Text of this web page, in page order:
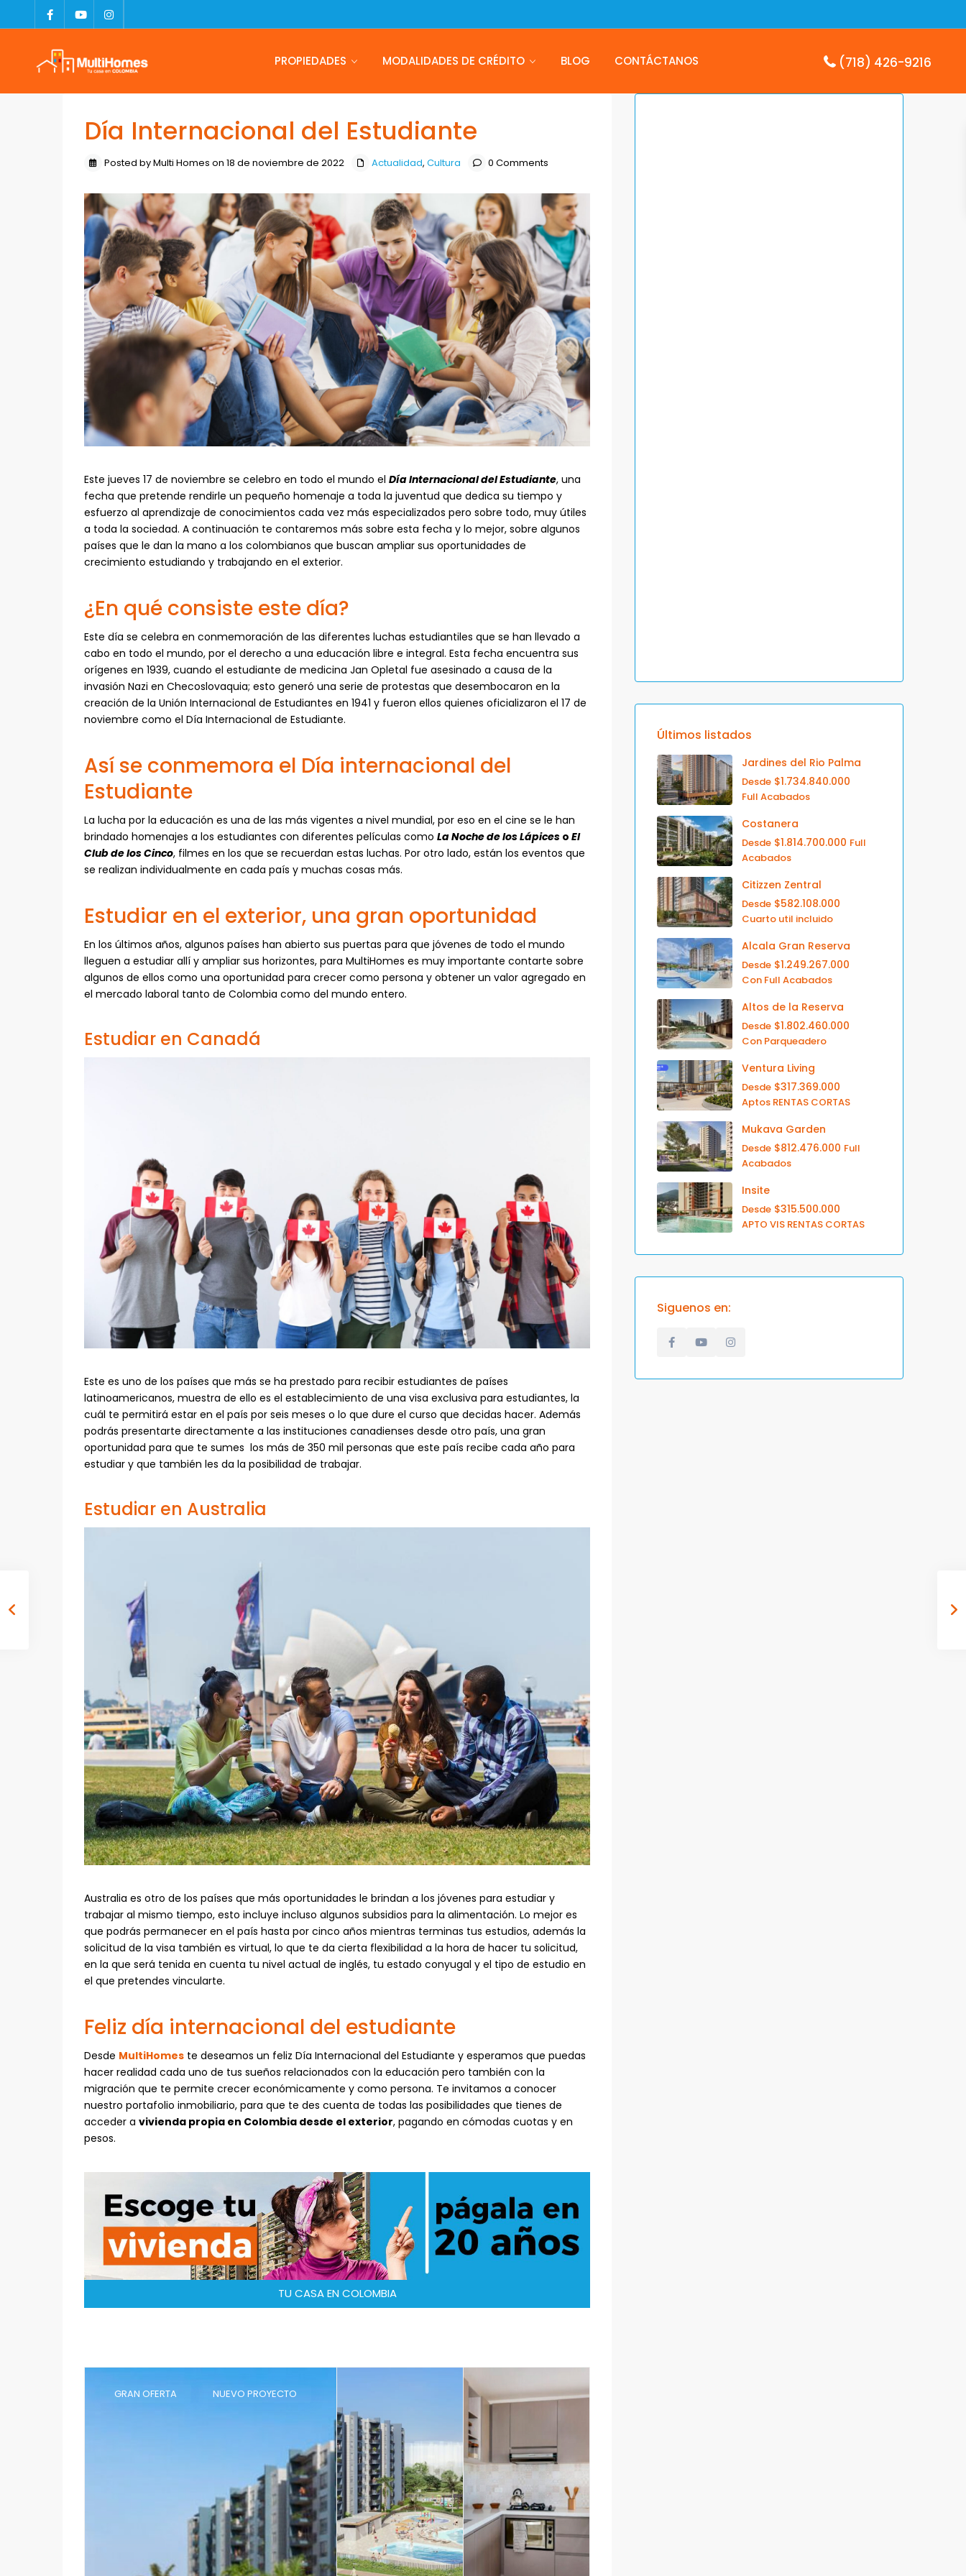
PROPIEDADES MODALIDADES DE CRÉDITO BLOG CONTÁCTANOS (718) 426-9216
Día Internacional del Estudiante
Posted by Multi Homes on 18 de noviembre de 2022 Actualidad, Cultura 0 Comments
Este jueves 17 de noviembre se celebro en todo el mundo el Día Internacional del Estudiante, una
fecha que pretende rendirle un pequeño homenaje a toda la juventud que dedica su tiempo y
esfuerzo al aprendizaje de conocimientos cada vez más especializados pero sobre todo, muy útiles
a toda la sociedad. A continuación te contaremos más sobre esta fecha y lo mejor, sobre algunos
países que le dan la mano a los colombianos que buscan ampliar sus oportunidades de
crecimiento estudiando y trabajando en el exterior.
¿En qué consiste este día?
Este día se celebra en conmemoración de las diferentes luchas estudiantiles que se han llevado a
cabo en todo el mundo, por el derecho a una educación libre e integral. Esta fecha encuentra sus
orígenes en 1939, cuando el estudiante de medicina Jan Opletal fue asesinado a causa de la
invasión Nazi en Checoslovaquia; esto generó una serie de protestas que desembocaron en la
creación de la Unión Internacional de Estudiantes en 1941 y fueron ellos quienes oficializaron el 17 de
noviembre como el Día Internacional de Estudiante.
Así se conmemora el Día internacional del
Estudiante
La lucha por la educación es una de las más vigentes a nivel mundial, por eso en el cine se le han
brindado homenajes a los estudiantes con diferentes películas como La Noche de los Lápices o El
Club de los Cinco, filmes en los que se recuerdan estas luchas. Por otro lado, están los eventos que
se realizan individualmente en cada país y muchas cosas más.
Estudiar en el exterior, una gran oportunidad
En los últimos años, algunos países han abierto sus puertas para que jóvenes de todo el mundo
lleguen a estudiar allí y ampliar sus horizontes, para MultiHomes es muy importante contarte sobre
algunos de ellos como una oportunidad para crecer como persona y obtener un valor agregado en
el mercado laboral tanto de Colombia como del mundo entero.
Estudiar en Canadá
Este es uno de los países que más se ha prestado para recibir estudiantes de países
latinoamericanos, muestra de ello es el establecimiento de una visa exclusiva para estudiantes, la
cuál te permitirá estar en el país por seis meses o lo que dure el curso que decidas hacer. Además
podrás presentarte directamente a las instituciones canadienses desde otro país, una gran
oportunidad para que te sumes los más de 350 mil personas que este país recibe cada año para
estudiar y que también les da la posibilidad de trabajar.
Estudiar en Australia
Australia es otro de los países que más oportunidades le brindan a los jóvenes para estudiar y
trabajar al mismo tiempo, esto incluye incluso algunos subsidios para la alimentación. Lo mejor es
que podrás permanecer en el país hasta por cinco años mientras terminas tus estudios, además la
solicitud de la visa también es virtual, lo que te da cierta flexibilidad a la hora de hacer tu solicitud,
en la que será tenida en cuenta tu nivel actual de inglés, tu estado conyugal y el tipo de estudio en
el que pretendes vincularte.
Feliz día internacional del estudiante
Desde MultiHomes te deseamos un feliz Día Internacional del Estudiante y esperamos que puedas
hacer realidad cada uno de tus sueños relacionados con la educación pero también con la
migración que te permite crecer económicamente y como persona. Te invitamos a conocer
nuestro portafolio inmobiliario, para que te des cuenta de todas las posibilidades que tienes de
acceder a vivienda propia en Colombia desde el exterior, pagando en cómodas cuotas y en
pesos.
TU CASA EN COLOMBIA
GRAN OFERTA NUEVO PROYECTO
Últimos listados
Jardines del Rio Palma
Desde $1.734.840.000
Full Acabados
Costanera
Desde $1.814.700.000 Full
Acabados
Citizzen Zentral
Desde $582.108.000
Cuarto util incluido
Alcala Gran Reserva
Desde $1.249.267.000
Con Full Acabados
Altos de la Reserva
Desde $1.802.460.000
Con Parqueadero
Ventura Living
Desde $317.369.000
Aptos RENTAS CORTAS
Mukava Garden
Desde $812.476.000 Full
Acabados
Insite
Desde $315.500.000
APTO VIS RENTAS CORTAS
Siguenos en: